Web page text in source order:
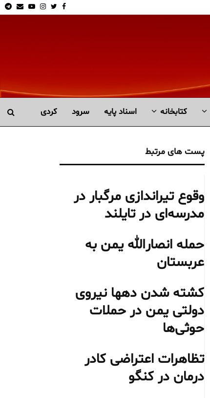
Facebook
Twitter
Instagram
Youtube
Email
کتابخانە اسناد پایه سرود کردی
پست های مرتبط
وقوع تیراندازی مرگبار در
مدرسه‌ای در تایلند
حمله انصارالله یمن به
عربستان
کشته شدن دهها نیروی
دولتی یمن در حملات
حوثی‌ها
تظاهرات اعتراضی کادر
درمان در کنگو